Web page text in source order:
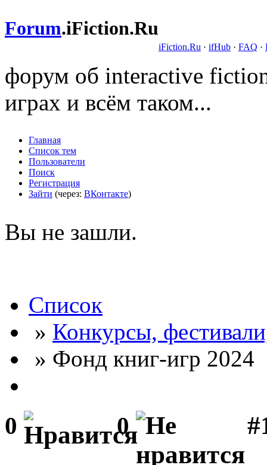
Forum.iFiction.Ru
iFiction.Ru · ifHub · FAQ ·
форум об interactive
играх и всём таком...
Главная
Список тем
Пользователи
Поиск
Регистрация
Зайти (через: ВКонтакте)
Вы не зашли.
Список
» Конкурсы,
» Фонд книг-игр 2024
0 0